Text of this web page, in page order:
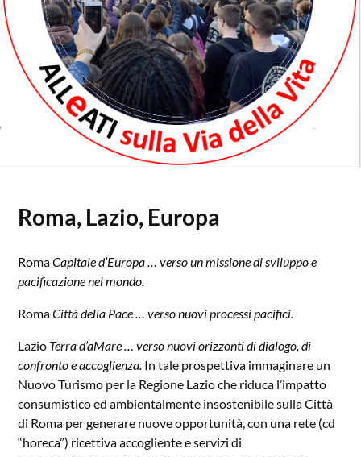
Roma, Lazio, Europa
RomaCapitale d’Europa … verso un missione di sviluppo e
pacificazione nel mondo.
RomaCittà della Pace … verso nuovi processi pacifici.
Lazio Terra d’aMare … verso nuovi orizzonti di dialogo, di
confronto e accoglienza. In tale prospettiva immaginare un
Nuovo Turismo per la Regione Lazio che riduca l’impatto
consumistico ed ambientalmente insostenibile sulla Città
di Roma per generare nuove opportunità, con una rete (cd
“horeca”) ricettiva accogliente e servizi di